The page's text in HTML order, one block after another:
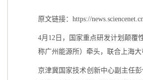
原文链接：https://
4月12日，国家重点研发计划颠覆
称广州能源所）牵头，联合上海
京津冀国家技术创新中心副主任